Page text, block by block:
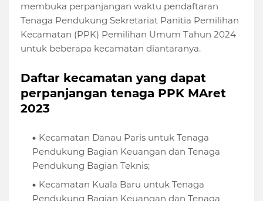
membuka perpanjangan waktu pendaftaran
Tenaga Pendukung Sekretariat Panitia Pemilihan
Kecamatan (PPK) Pemilihan Umum Tahun 2024
untuk beberapa kecamatan diantaranya.
Daftar kecamatan yang dapat
perpanjangan tenaga PPK MAret
2023
Kecamatan Danau Paris untuk Tenaga
Pendukung Bagian Keuangan dan Tenaga
Pendukung Bagian Teknis;
Kecamatan Kuala Baru untuk Tenaga
Pendukung Bagian Keuangan dan Tenaga